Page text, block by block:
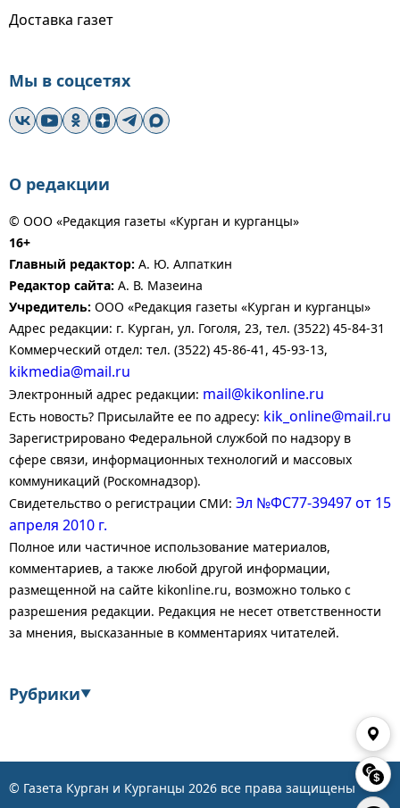
Доставка газет
Мы в соцсетях
О редакции
© ООО «Редакция газеты «Курган и курганцы»
16+
Главный редактор: А. Ю. Алпаткин
Редактор сайта: А. В. Мазеина
Учредитель: ООО «Редакция газеты «Курган и курганцы»
Адрес редакции: г. Курган, ул. Гоголя, 23, тел. (3522) 45-84-31
Коммерческий отдел: тел. (3522) 45-86-41, 45-93-13,
kikmedia@mail.ru
Электронный адрес редакции: mail@kikonline.ru
Есть новость? Присылайте ее по адресу: kik_online@mail.ru
Зарегистрировано Федеральной службой по надзору в
сфере связи, информационных технологий и массовых
коммуникаций (Роскомнадзор).
Свидетельство о регистрации СМИ: Эл №ФС77-39497 от 15
апреля 2010 г.
Полное или частичное использование материалов,
комментариев, а также любой другой информации,
размещенной на сайте kikonline.ru, возможно только с
разрешения редакции. Редакция не несет ответственности
за мнения, высказанные в комментариях читателей.
Рубрики▼
© Газета Курган и Курганцы 2026 все права защищены